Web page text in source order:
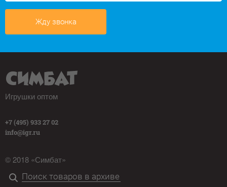
Жду звонка
Игрушки оптом
+7 (495) 933 27 02
info@igr.ru
© 2018 «Симбат»